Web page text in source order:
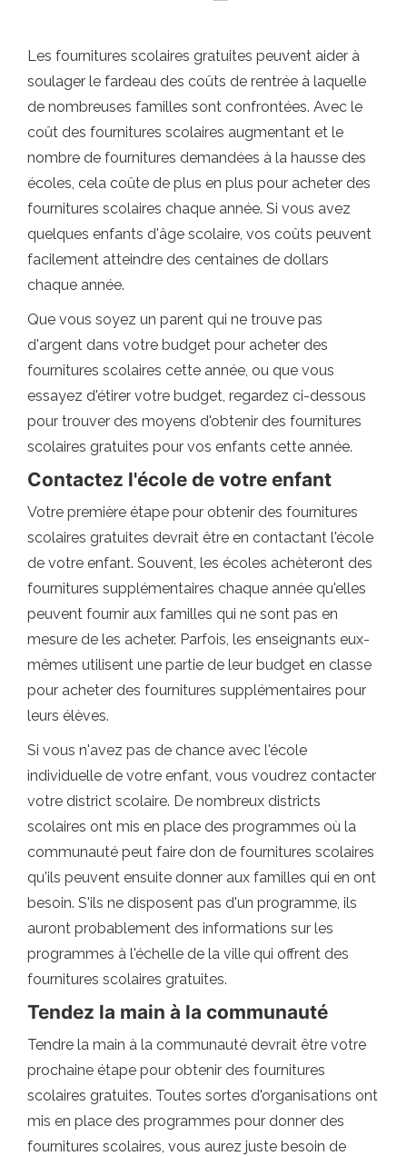
Les fournitures scolaires gratuites peuvent aider à
soulager le fardeau des coûts de rentrée à laquelle
de nombreuses familles sont confrontées. Avec le
coût des fournitures scolaires augmentant et le
nombre de fournitures demandées à la hausse des
écoles, cela coûte de plus en plus pour acheter des
fournitures scolaires chaque année. Si vous avez
quelques enfants d'âge scolaire, vos coûts peuvent
facilement atteindre des centaines de dollars
chaque année.
Que vous soyez un parent qui ne trouve pas
d'argent dans votre budget pour acheter des
fournitures scolaires cette année, ou que vous
essayez d'étirer votre budget, regardez ci-dessous
pour trouver des moyens d'obtenir des fournitures
scolaires gratuites pour vos enfants cette année.
Contactez l'école de votre enfant
Votre première étape pour obtenir des fournitures
scolaires gratuites devrait être en contactant l'école
de votre enfant. Souvent, les écoles achèteront des
fournitures supplémentaires chaque année qu'elles
peuvent fournir aux familles qui ne sont pas en
mesure de les acheter. Parfois, les enseignants eux-
mêmes utilisent une partie de leur budget en classe
pour acheter des fournitures supplémentaires pour
leurs élèves.
Si vous n'avez pas de chance avec l'école
individuelle de votre enfant, vous voudrez contacter
votre district scolaire. De nombreux districts
scolaires ont mis en place des programmes où la
communauté peut faire don de fournitures scolaires
qu'ils peuvent ensuite donner aux familles qui en ont
besoin. S'ils ne disposent pas d'un programme, ils
auront probablement des informations sur les
programmes à l'échelle de la ville qui offrent des
fournitures scolaires gratuites.
Tendez la main à la communauté
Tendre la main à la communauté devrait être votre
prochaine étape pour obtenir des fournitures
scolaires gratuites. Toutes sortes d'organisations ont
mis en place des programmes pour donner des
fournitures scolaires, vous aurez juste besoin de